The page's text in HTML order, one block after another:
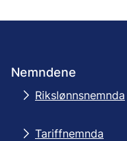
Nemndene
Rikslønnsnemnda
Tariffnemnda